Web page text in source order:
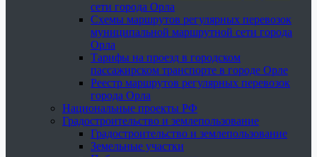
сети города Орла
Схемы маршрутов регулярных перевозок
муниципальной маршрутной сети города
Орла
Тарифы на проезд в городском
пассажирском транспорте в городе Орле
Реестр маршрутов регулярных перевозок
города Орла
Национальные проекты РФ
Градостроительство и землепользование
Градостроительство и землепользование
Земельные участки